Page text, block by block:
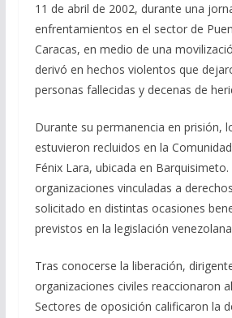
11 de abril de 2002, durante una
enfrentamientos en el sector de
Caracas, en medio de una
derivó en hechos violentos que
personas fallecidas y decenas de
Durante su permanencia en prisión,
estuvieron recluidos en la
Fénix Lara, ubicada en
organizaciones vinculadas a
solicitado en distintas ocasiones
previstos en la legislación
Tras conocerse la liberación,
organizaciones civiles reaccionaron
Sectores de oposición calificaron la